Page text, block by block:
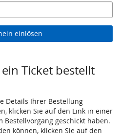
einlösen
Ticket bestellt
Details Ihrer Bestellung
klicken Sie auf den Link in einer
geschickt haben.
können, klicken Sie auf den